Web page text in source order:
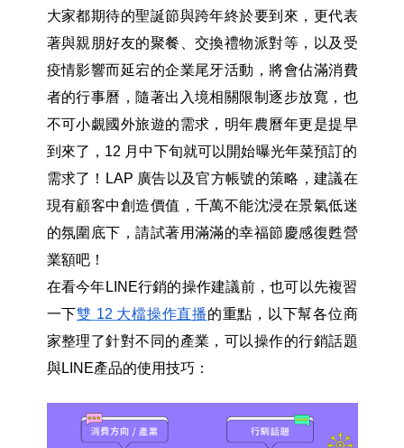
大家都期待的聖誕節與跨年終於要到來，更代表
著與親朋好友的聚餐、交換禮物派對等，以及受
疫情影響而延宕的企業尾牙活動，將會佔滿消費
者的行事曆，隨著出入境相關限制逐步放寬，也
不可小覷國外旅遊的需求，明年農曆年更是提早
到來了，12 月中下旬就可以開始曝光年菜預訂的
需求了！LAP 廣告以及官方帳號的策略，建議在
現有顧客中創造價值，千萬不能沈浸在景氣低迷
的氛圍底下，請試著用滿滿的幸福節慶感復甦營
業額吧！
在看今年LINE行銷的操作建議前，也可以先複習
一下雙 12 大檔操作直播的重點，以下幫各位商
家整理了針對不同的產業，可以操作的行銷話題
與LINE產品的使用技巧：